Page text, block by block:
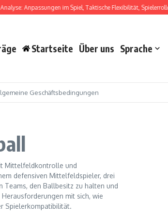
Anpassungen im Spiel, Taktische Flexibilität, Spielerrollen
Startseite Über uns Sprache
Geschäftsbedingungen
Mittelfeldkontrolle und
defensiven Mittelfeldspieler, drei
den Ballbesitz zu halten und
mit sich, wie
Spielerkompatibilität.